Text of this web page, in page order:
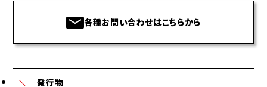
各種お問い合わせはこちらから
発行物